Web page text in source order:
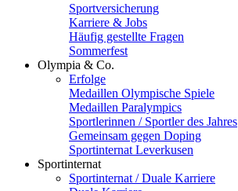
Sportversicherung
Karriere & Jobs
Häufig gestellte Fragen
Sommerfest
Olympia & Co.
Erfolge
Medaillen Olympische Spiele
Medaillen Paralympics
Sportlerinnen / Sportler des Jahres
Gemeinsam gegen Doping
Sportinternat Leverkusen
Sportinternat
Sportinternat / Duale Karriere